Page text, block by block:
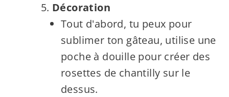
Décoration
Tout d'abord, tu peux pour
sublimer ton gâteau, utilise une
poche à douille pour créer des
rosettes de chantilly sur le
dessus.